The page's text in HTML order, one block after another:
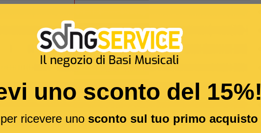
uno sconto del 15%!
ricevere uno sconto sul tuo primo acquisto